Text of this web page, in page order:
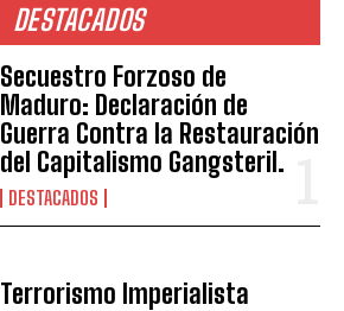
DESTACADOS
Secuestro Forzoso de
Maduro: Declaración de
Guerra Contra la Restauración
del Capitalismo Gangsteril.
DESTACADOS
Terrorismo Imperialista